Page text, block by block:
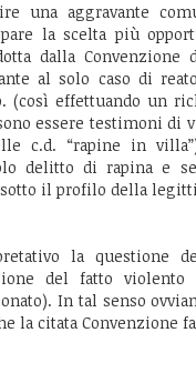
una aggravante
la scelta più
dalla
al solo caso di
(così effettuando un
essere testimoni di
c.d. “rapine in
delitto di rapina e
sotto il profilo della
la questione
del fatto
In tal senso
la citata Convenzione